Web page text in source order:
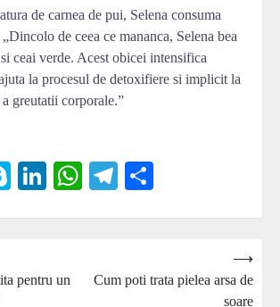
de carnea de pui, Selena consuma
de ceea ce mananca, Selena bea
ceai verde. Acest obicei intensifica
la procesul de detoxifiere si implicit la
greutatii corporale.”
SkypeLinkedIn
WhatsApp
Telegram
pentru un
Cum poti trata pielea arsa de
soare
⟶